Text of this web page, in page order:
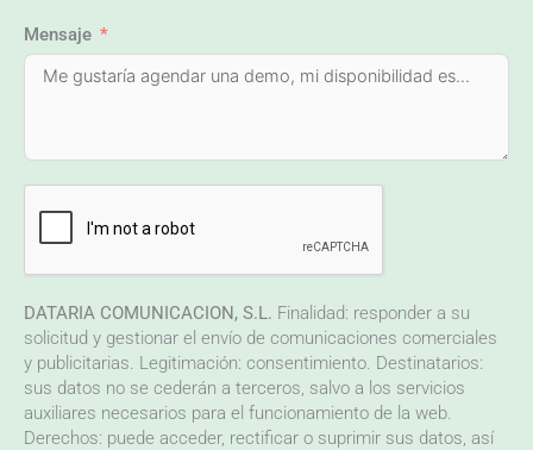
Mensaje
DATARIA COMUNICACION, S.L. Finalidad: responder a su
solicitud y gestionar el envío de comunicaciones comerciales
y publicitarias. Legitimación: consentimiento. Destinatarios:
sus datos no se cederán a terceros, salvo a los servicios
auxiliares necesarios para el funcionamiento de la web.
Derechos: puede acceder, rectificar o suprimir sus datos, así